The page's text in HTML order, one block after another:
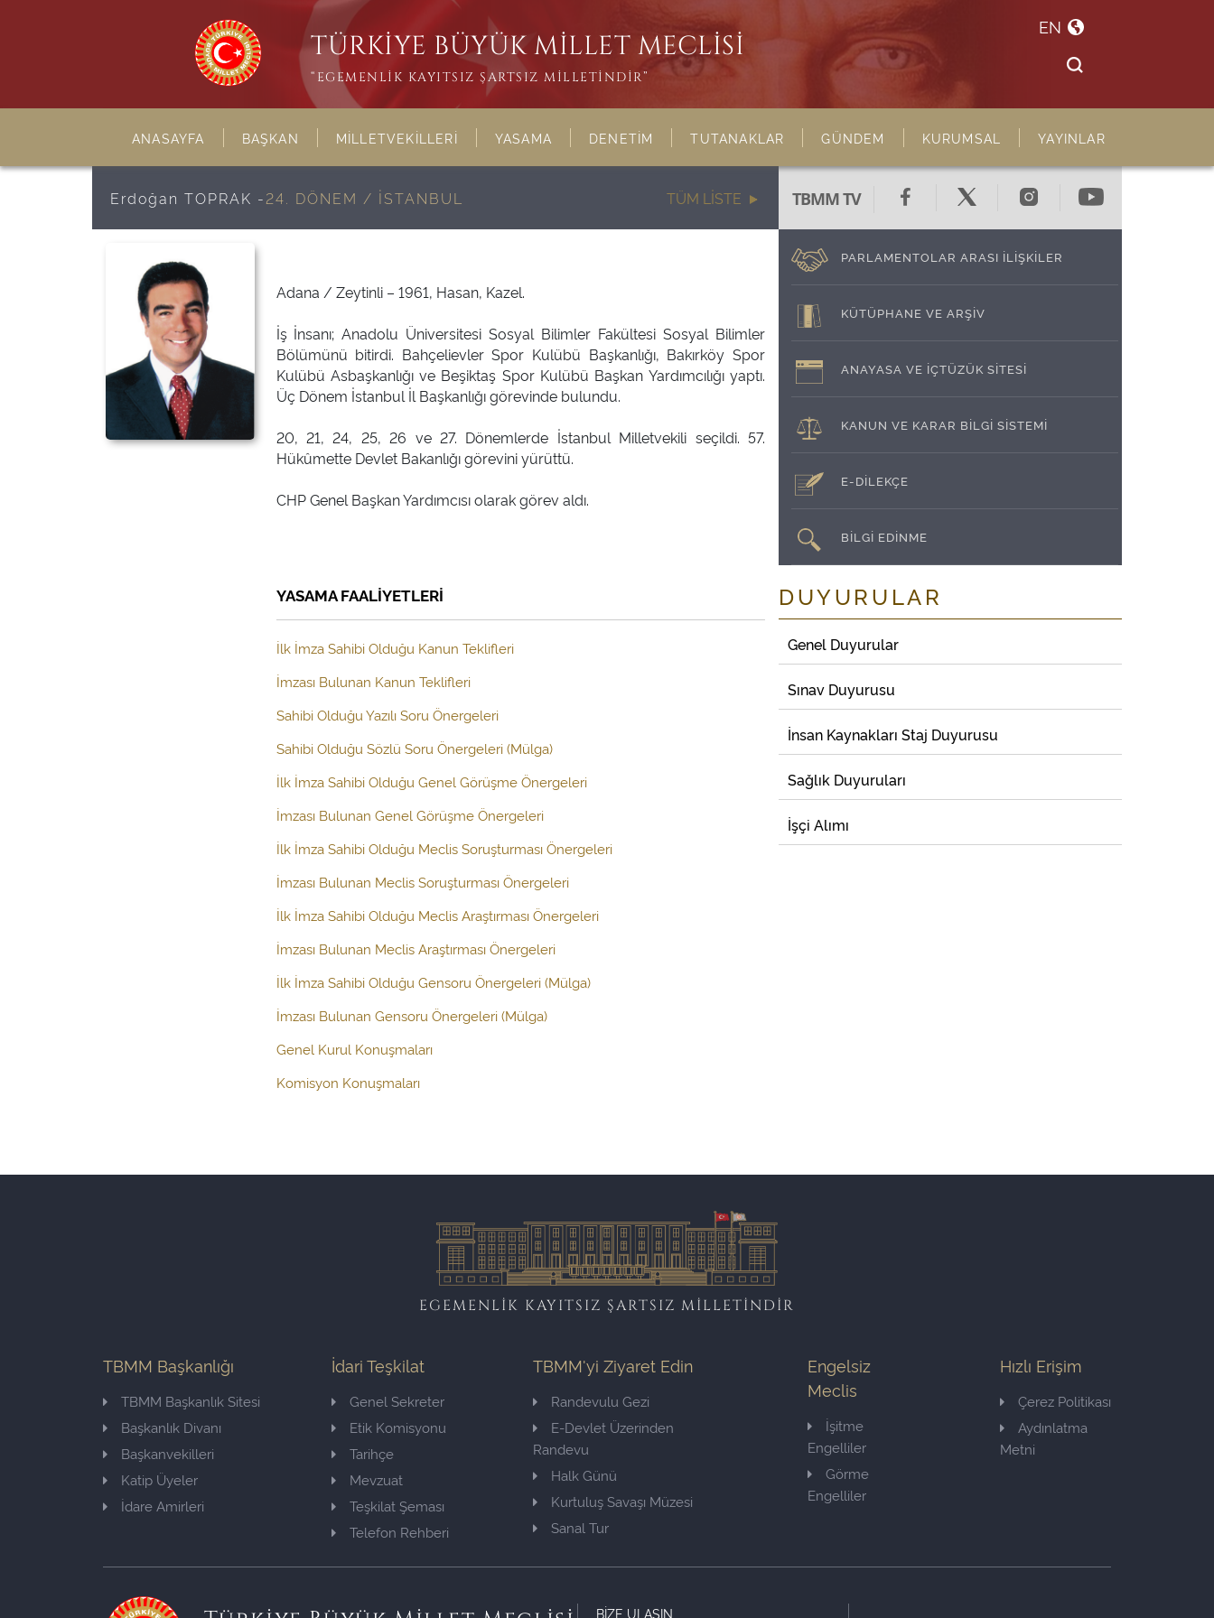
TÜRKİYE BÜYÜK MİLLET MECLİSİ
“EGEMENLİK KAYITSIZ ŞARTSIZ MİLLETİNDİR”
EN
ANASAYFA BAŞKAN MİLLETVEKİLLERİ YASAMA DENETİM TUTANAKLAR GÜNDEM KURUMSAL YAYINLAR
Erdoğan TOPRAK -24. DÖNEM / İSTANBUL TÜM LİSTE
Adana / Zeytinli – 1961, Hasan, Kazel.
İş İnsanı; Anadolu Üniversitesi Sosyal Bilimler Fakültesi Sosyal Bilimler
Bölümünü bitirdi. Bahçelievler Spor Kulübü Başkanlığı, Bakırköy Spor
Kulübü Asbaşkanlığı ve Beşiktaş Spor Kulübü Başkan Yardımcılığı yaptı.
Üç Dönem İstanbul İl Başkanlığı görevinde bulundu.
20, 21, 24, 25, 26 ve 27. Dönemlerde İstanbul Milletvekili seçildi. 57.
Hükûmette Devlet Bakanlığı görevini yürüttü.
CHP Genel Başkan Yardımcısı olarak görev aldı.
YASAMA FAALİYETLERİ
İlk İmza Sahibi Olduğu Kanun Teklifleri
İmzası Bulunan Kanun Teklifleri
Sahibi Olduğu Yazılı Soru Önergeleri
Sahibi Olduğu Sözlü Soru Önergeleri (Mülga)
İlk İmza Sahibi Olduğu Genel Görüşme Önergeleri
İmzası Bulunan Genel Görüşme Önergeleri
İlk İmza Sahibi Olduğu Meclis Soruşturması Önergeleri
İmzası Bulunan Meclis Soruşturması Önergeleri
İlk İmza Sahibi Olduğu Meclis Araştırması Önergeleri
İmzası Bulunan Meclis Araştırması Önergeleri
İlk İmza Sahibi Olduğu Gensoru Önergeleri (Mülga)
İmzası Bulunan Gensoru Önergeleri (Mülga)
Genel Kurul Konuşmaları
Komisyon Konuşmaları
TBMM TV
PARLAMENTOLAR ARASI İLİŞKİLER
KÜTÜPHANE VE ARŞİV
ANAYASA VE İÇTÜZÜK SİTESİ
KANUN VE KARAR BİLGİ SİSTEMİ
E-DİLEKÇE
BİLGİ EDİNME
DUYURULAR
Genel Duyurular
Sınav Duyurusu
İnsan Kaynakları Staj Duyurusu
Sağlık Duyuruları
İşçi Alımı
EGEMENLİK KAYITSIZ ŞARTSIZ MİLLETİNDİR
TBMM Başkanlığı
TBMM Başkanlık Sitesi
Başkanlık Divanı
Başkanvekilleri
Katip Üyeler
İdare Amirleri
İdari Teşkilat
Genel Sekreter
Etik Komisyonu
Tarihçe
Mevzuat
Teşkilat Şeması
Telefon Rehberi
TBMM'yi Ziyaret Edin
Randevulu Gezi
E-Devlet Üzerinden
Randevu
Halk Günü
Kurtuluş Savaşı Müzesi
Sanal Tur
Engelsiz
Meclis
İşitme
Engelliler
Görme
Engelliler
Hızlı Erişim
Çerez Politikası
Aydınlatma
Metni
BİZE ULAŞIN